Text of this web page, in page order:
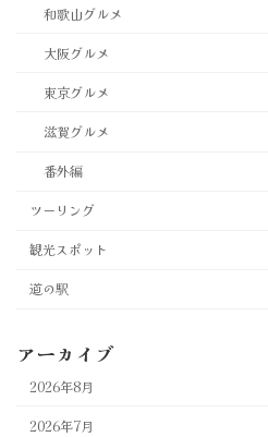
和歌山グルメ
大阪グルメ
東京グルメ
滋賀グルメ
番外編
ツーリング
観光スポット
道の駅
アーカイブ
2026年8月
2026年7月